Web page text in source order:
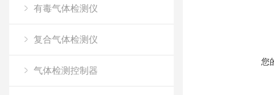
有毒气体检测仪
复合气体检测仪
气体检测控制器
您